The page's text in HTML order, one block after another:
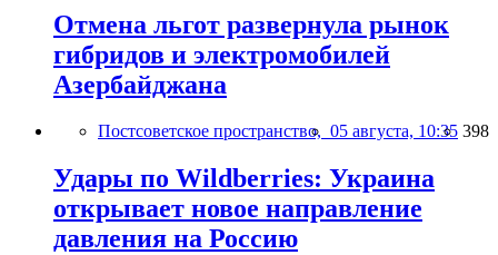
Отмена льгот развернула рынок
гибридов и электромобилей
Азербайджана
Постсоветское пространство, 05 августа, 10:35 398
Удары по Wildberries: Украина
открывает новое направление
давления на Россию